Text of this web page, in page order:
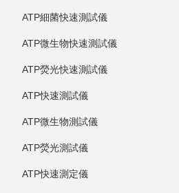
ATP細菌快速測試儀
ATP微生物快速測試儀
ATP熒光快速測試儀
ATP快速測試儀
ATP微生物測試儀
ATP熒光測試儀
ATP快速測定儀